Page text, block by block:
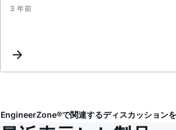
3 年前
EngineerZone®で関連するディスカッション